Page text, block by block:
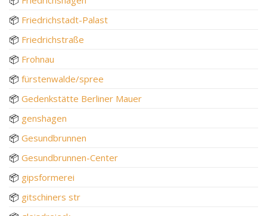
📦 Friedrichstadt-Palast
📦 Friedrichstraße
📦 Frohnau
📦 fürstenwalde/spree
📦 Gedenkstätte Berliner Mauer
📦 genshagen
📦 Gesundbrunnen
📦 Gesundbrunnen-Center
📦 gipsformerei
📦 gitschiners str